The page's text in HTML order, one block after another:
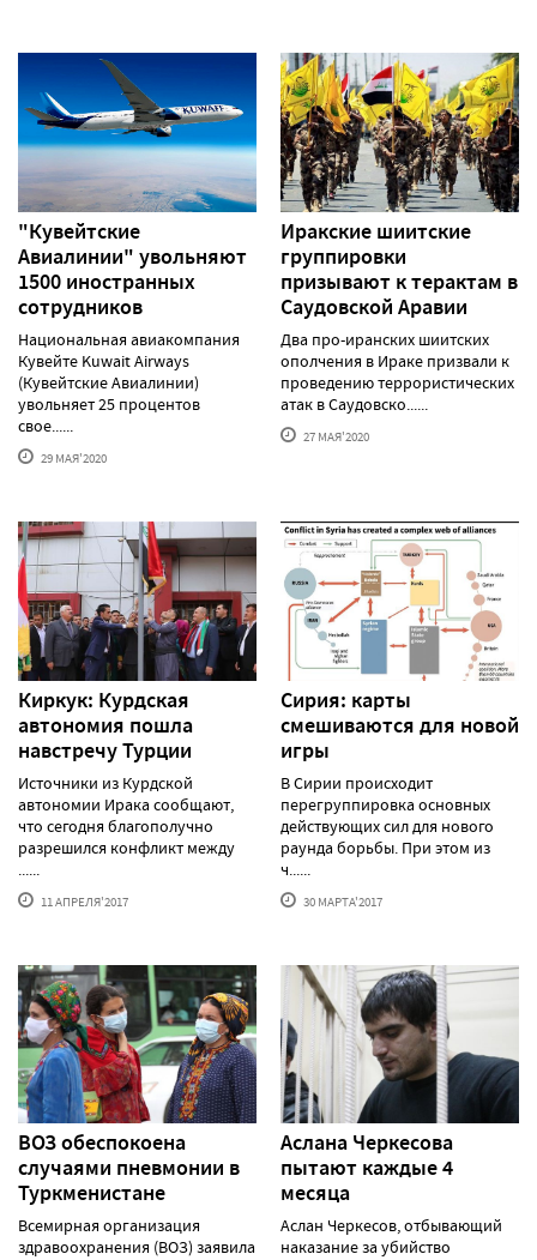
"Кувейтские
Авиалинии" увольняют
1500 иностранных
сотрудников
Национальная авиакомпания
Кувейте Kuwait Airways
(Кувейтские Авиалинии)
увольняет 25 процентов
свое......
29 МАЯ'2020
Иракские шиитские
группировки
призывают к терактам в
Саудовской Аравии
Два про-иранских шиитских
ополчения в Ираке призвали к
проведению террористических
атак в Саудовско......
27 МАЯ'2020
Киркук: Курдская
автономия пошла
навстречу Турции
Источники из Курдской
автономии Ирака сообщают,
что сегодня благополучно
разрешился конфликт между
11 АПРЕЛЯ'2017
Сирия: карты
смешиваются для новой
игры
В Сирии происходит
перегруппировка основных
действующих сил для нового
раунда борьбы. При этом из
ч......
30 МАРТА'2017
ВОЗ обеспокоена
случаями пневмонии в
Туркменистане
Всемирная организация
здравоохранения (ВОЗ) заявила
Аслана Черкесова
пытают каждые 4
месяца
Аслан Черкесов, отбывающий
наказание за убийство